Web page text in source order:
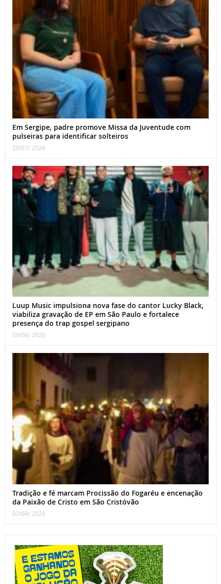
Em Sergipe, padre promove Missa da Juventude com
pulseiras para identificar solteiros
29/07/ 2026
Luup Music impulsiona nova fase do cantor Lucky Black,
viabiliza gravação de EP em São Paulo e fortalece
presença do trap gospel sergipano
09/06/ 2026
Tradição e fé marcam Procissão do Fogaréu e encenação
da Paixão de Cristo em São Cristóvão
03/04/ 2026